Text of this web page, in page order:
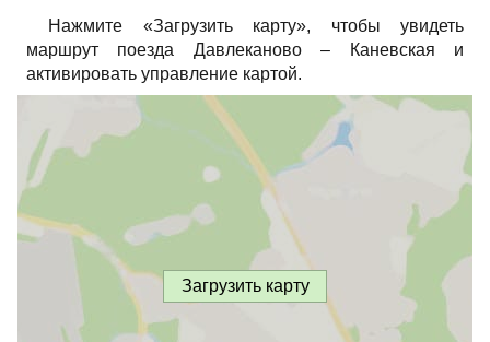
Нажмите «Загрузить карту», чтобы увидеть
маршрут поезда Давлеканово – Каневская и
активировать управление картой.
Загрузить карту